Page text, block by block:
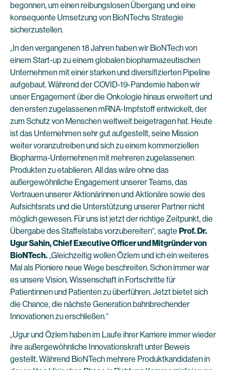
begonnen, um einen reibungslosen Übergang und eine
konsequente Umsetzung von BioNTechs Strategie
sicherzustellen.
„In den vergangenen 18 Jahren haben wir BioNTech von
einem Start-up zu einem globalen biopharmazeutischen
Unternehmen mit einer starken und diversifizierten Pipeline
aufgebaut. Während der COVID-19-Pandemie haben wir
unser Engagement über die Onkologie hinaus erweitert und
den ersten zugelassenen mRNA-Impfstoff entwickelt, der
zum Schutz von Menschen weltweit beigetragen hat. Heute
ist das Unternehmen sehr gut aufgestellt, seine Mission
weiter voranzutreiben und sich zu einem kommerziellen
Biopharma-Unternehmen mit mehreren zugelassenen
Produkten zu etablieren. All das wäre ohne das
außergewöhnliche Engagement unserer Teams, das
Vertrauen unserer Aktionärinnen und Aktionäre sowie des
Aufsichtsrats und die Unterstützung unserer Partner nicht
möglich gewesen. Für uns ist jetzt der richtige Zeitpunkt, die
Übergabe des Staffelstabs vorzubereiten“, sagte Prof. Dr.
Ugur Sahin, Chief Executive Officer und Mitgründer von
BioNTech.„Gleichzeitig wollen Özlem und ich ein weiteres
Mal als Pioniere neue Wege beschreiten. Schon immer war
es unsere Vision, Wissenschaft in Fortschritte für
Patientinnen und Patienten zu überführen. Jetzt bietet sich
die Chance, die nächste Generation bahnbrechender
Innovationen zu erschließen.“
„Ugur und Özlem haben im Laufe ihrer Karriere immer wieder
ihre außergewöhnliche Innovationskraft unter Beweis
gestellt. Während BioNTech mehrere Produktkandidaten in